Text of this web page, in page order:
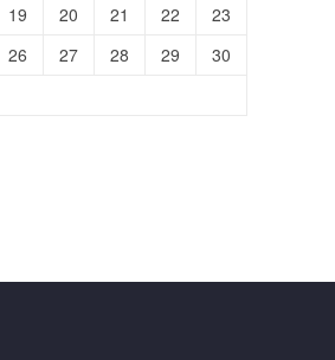
19 20 21 22
23
26 27 28 29
30